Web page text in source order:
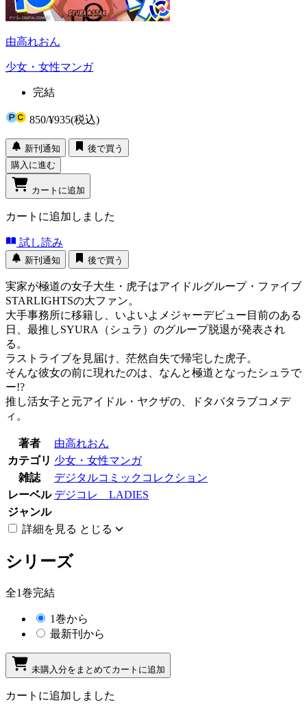
由高れおん
少女・女性マンガ
完結
850/¥935(税込)
新刊通知
後で買う
購入に進む
カートに追加
カートに追加しました
試し読み
新刊通知 後で買う
実家が極道の女子大生・虎子はアイドルグループ・ファイブ
STARLIGHTSの大ファン。
大手事務所に移籍し、いよいよメジャーデビュー目前のある
日、最推しSYURA（シュラ）のグループ脱退が発表され
る。
ラストライブを見届け、茫然自失で帰宅した虎子。
そんな彼女の前に現れたのは、なんと極道となったシュラで
ー!?
推し活女子と元アイドル・ヤクザの、ドタバタラブコメデ
ィ。
著者
由高れおん
カテゴリ 少女・女性マンガ
雑誌
デジタルコミックコレクション
レーベル デジコレ LADIES
ジャンル
詳細を見る とじる
シリーズ
全1巻完結
1巻から
最新刊から
未購入分をまとめてカートに追加
カートに追加しました